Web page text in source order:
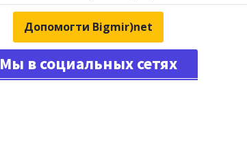
Допомогти Bigmir)net
Мы в социальных сетях